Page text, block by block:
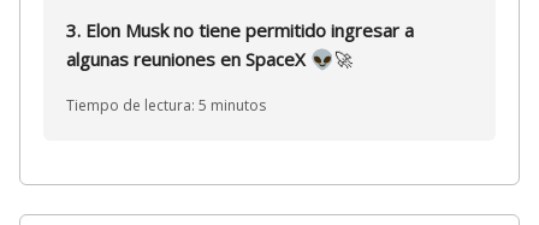
3. Elon Musk no tiene permitido ingresar a
algunas reuniones en SpaceX 👽🚀
Tiempo de lectura: 5 minutos